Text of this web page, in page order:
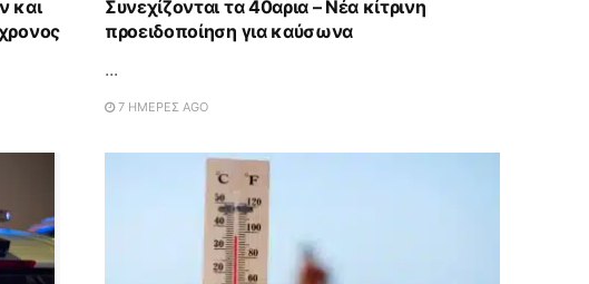
και
Συνεχίζονται τα 40αρια – Νέα κίτρινη
προειδοποίηση για καύσωνα
...
7 ΗΜΈΡΕΣ AGO